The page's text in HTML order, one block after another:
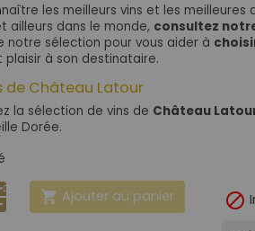
les meilleurs vins et les meilleures
ailleurs dans le monde, consultez
notre sélection pour vous aider à
plaisir à son destinataire.
de Château Latour
la sélection de vins de Château
Dorée.
 Ajouter au panier 